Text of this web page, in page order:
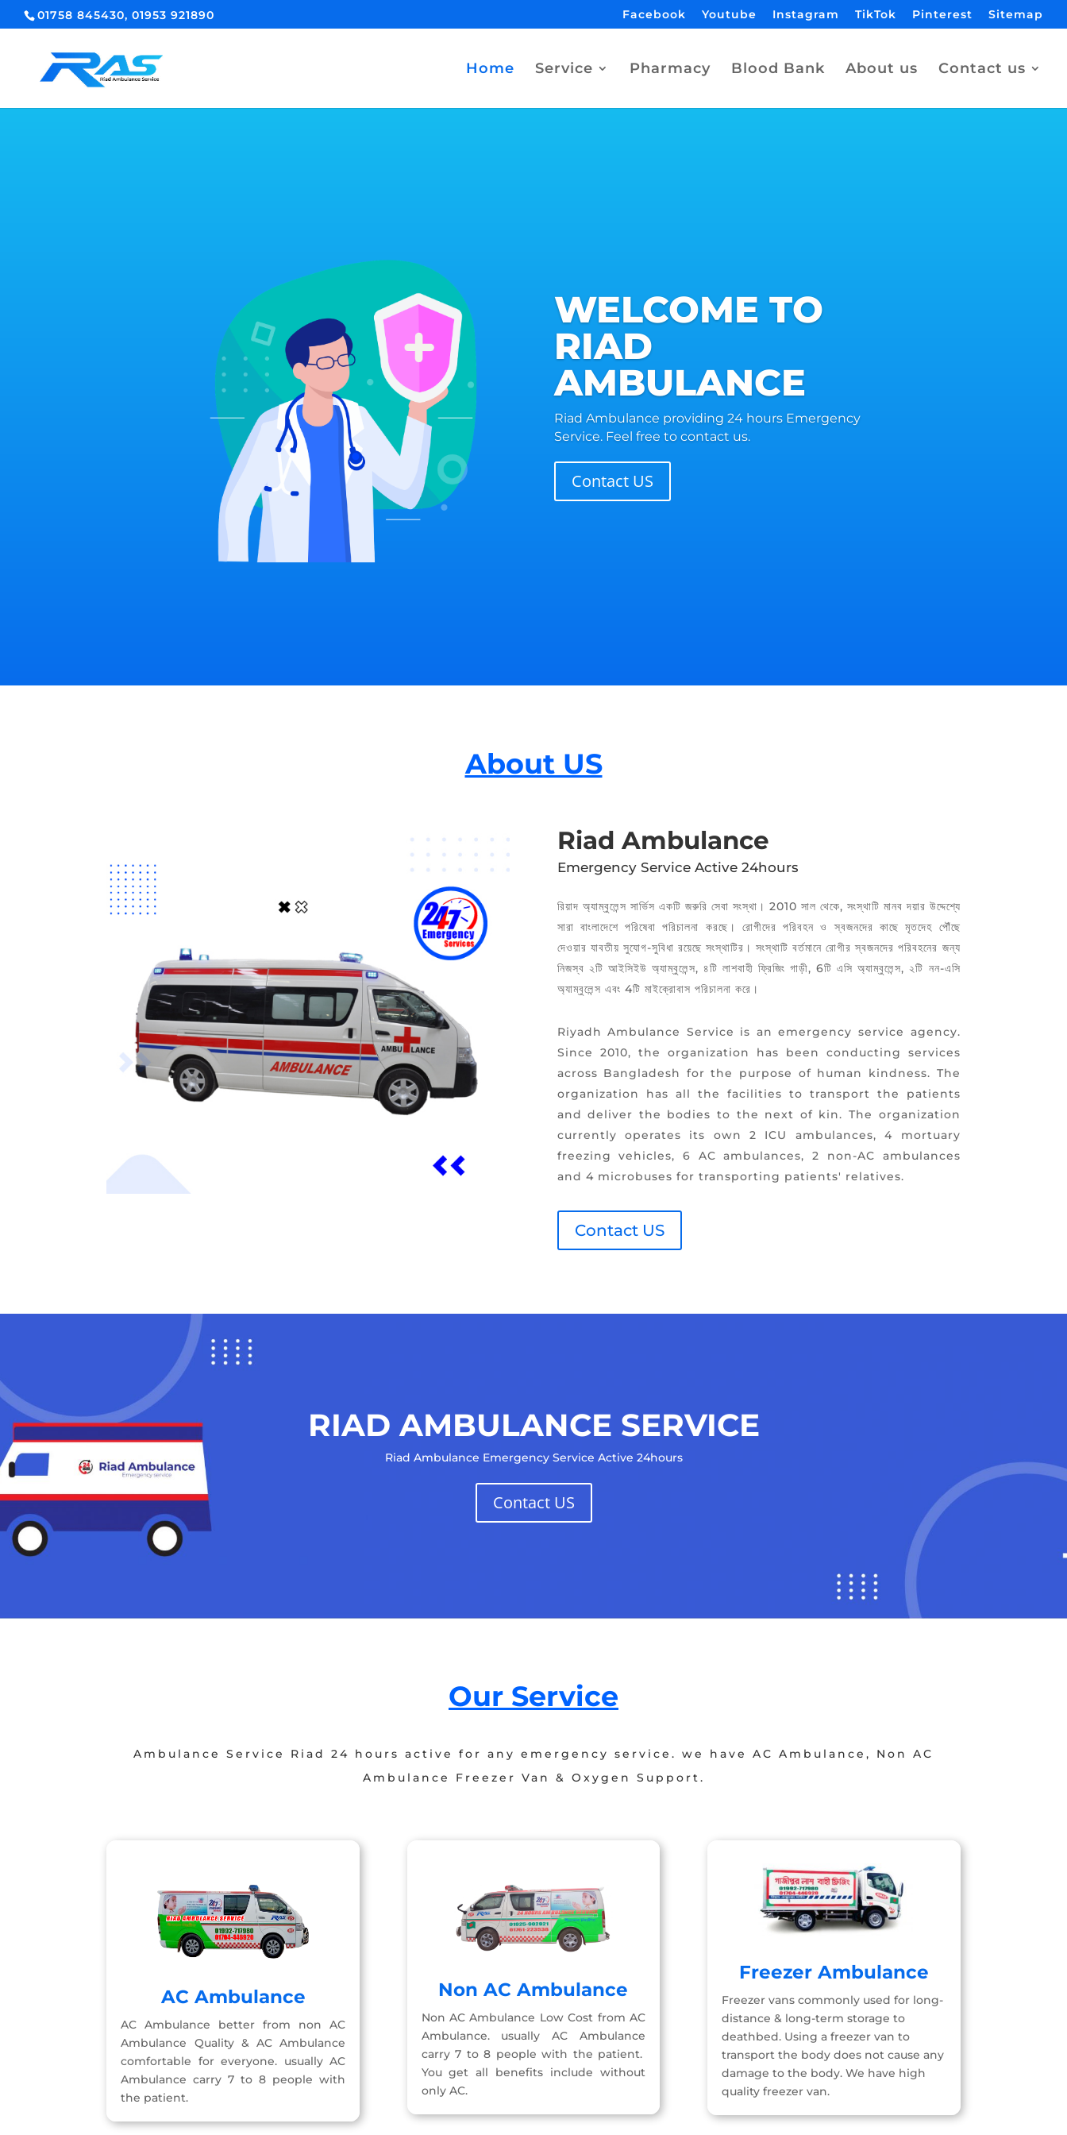
01758 845430, 01953 921890 Facebook Youtube Instagram TikTok Pinterest Sitemap
Home Service Pharmacy Blood Bank About us Contact us
WELCOME TO
RIAD
AMBULANCE
Riad Ambulance providing 24 hours Emergency
Service. Feel free to contact us.
Contact US
About US
Riad Ambulance
Emergency Service Active 24hours
রিয়াদ অ্যাম্বুলেন্স সার্ভিস একটি জরুরি সেবা সংস্থা। 2010 সাল থেকে, সংস্থাটি মানব দয়ার উদ্দেশ্যে
সারা বাংলাদেশে পরিষেবা পরিচালনা করছে। রোগীদের পরিবহন ও স্বজনদের কাছে মৃতদেহ পৌঁছে
দেওয়ার যাবতীয় সুযোগ-সুবিধা রয়েছে সংস্থাটির। সংস্থাটি বর্তমানে রোগীর স্বজনদের পরিবহনের জন্য
নিজস্ব ২টি আইসিইউ অ্যাম্বুলেন্স, ৪টি লাশবাহী ফ্রিজিং গাড়ী, 6টি এসি অ্যাম্বুলেন্স, ২টি নন-এসি
অ্যাম্বুলেন্স এবং 4টি মাইক্রোবাস পরিচালনা করে।
Riyadh Ambulance Service is an emergency service agency.
Since 2010, the organization has been conducting services
across Bangladesh for the purpose of human kindness. The
organization has all the facilities to transport the patients
and deliver the bodies to the next of kin. The organization
currently operates its own 2 ICU ambulances, 4 mortuary
freezing vehicles, 6 AC ambulances, 2 non-AC ambulances
and 4 microbuses for transporting patients' relatives.
Contact US
RIAD AMBULANCE SERVICE
Riad Ambulance Emergency Service Active 24hours
Contact US
Our Service
Ambulance Service Riad 24 hours active for any emergency service. we have AC Ambulance, Non AC
Ambulance Freezer Van & Oxygen Support.
AC Ambulance
AC Ambulance better from non AC
Ambulance Quality & AC Ambulance
comfortable for everyone. usually AC
Ambulance carry 7 to 8 people with
the patient.
Non AC Ambulance
Non AC Ambulance Low Cost from AC
Ambulance. usually AC Ambulance
carry 7 to 8 people with the patient.
You get all benefits include without
only AC.
Freezer Ambulance
Freezer vans commonly used for long-
distance & long-term storage to
deathbed. Using a freezer van to
transport the body does not cause any
damage to the body. We have high
quality freezer van.